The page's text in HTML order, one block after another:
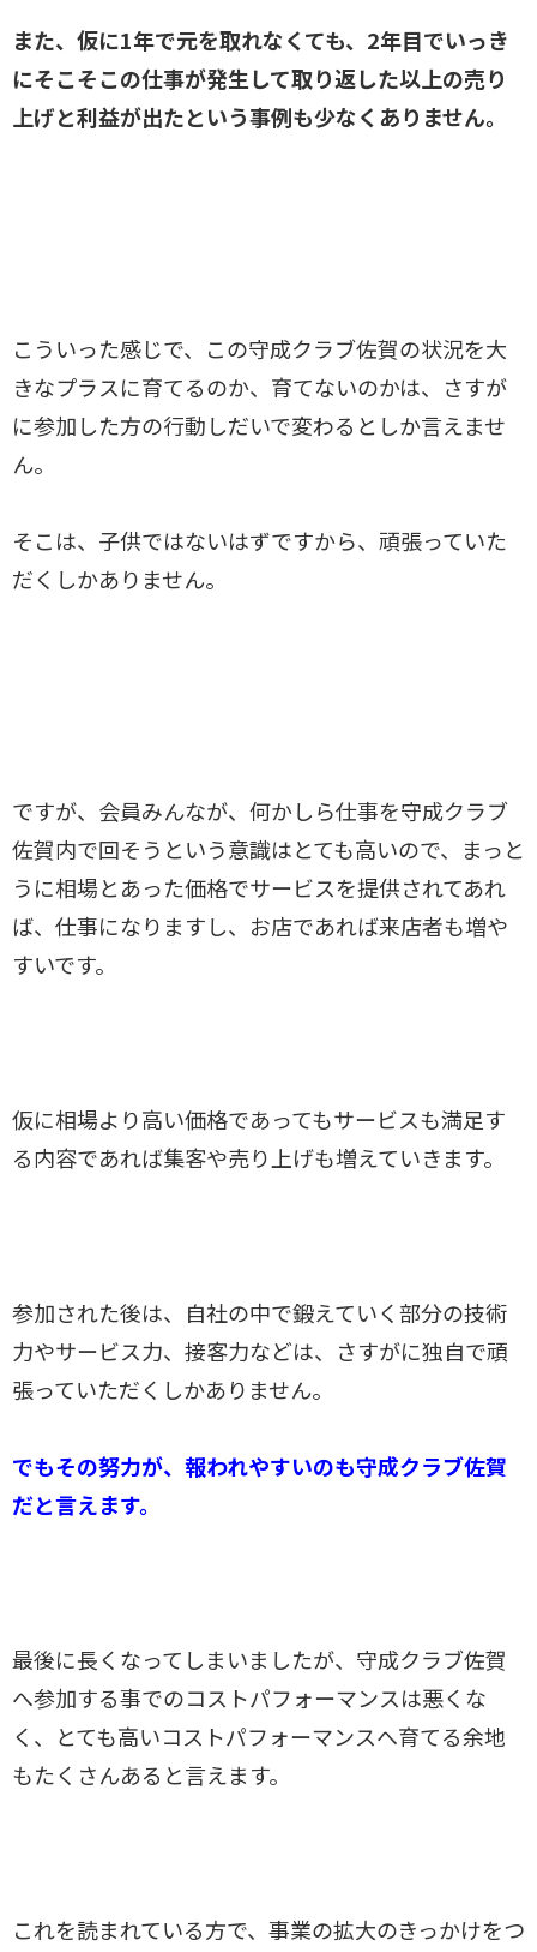
また、仮に1年で元を取れなくても、2年目でいっき
にそこそこの仕事が発生して取り返した以上の売り
上げと利益が出たという事例も少なくありません。
こういった感じで、この守成クラブ佐賀の状況を大
きなプラスに育てるのか、育てないのかは、さすが
に参加した方の行動しだいで変わるとしか言えませ
ん。
そこは、子供ではないはずですから、頑張っていた
だくしかありません。
ですが、会員みんなが、何かしら仕事を守成クラブ
佐賀内で回そうという意識はとても高いので、まっと
うに相場とあった価格でサービスを提供されてあれ
ば、仕事になりますし、お店であれば来店者も増や
すいです。
仮に相場より高い価格であってもサービスも満足す
る内容であれば集客や売り上げも増えていきます。
参加された後は、自社の中で鍛えていく部分の技術
力やサービス力、接客力などは、さすがに独自で頑
張っていただくしかありません。
でもその努力が、報われやすいのも守成クラブ佐賀
だと言えます。
最後に長くなってしまいましたが、守成クラブ佐賀
へ参加する事でのコストパフォーマンスは悪くな
く、とても高いコストパフォーマンスへ育てる余地
もたくさんあると言えます。
これを読まれている方で、事業の拡大のきっかけをつ